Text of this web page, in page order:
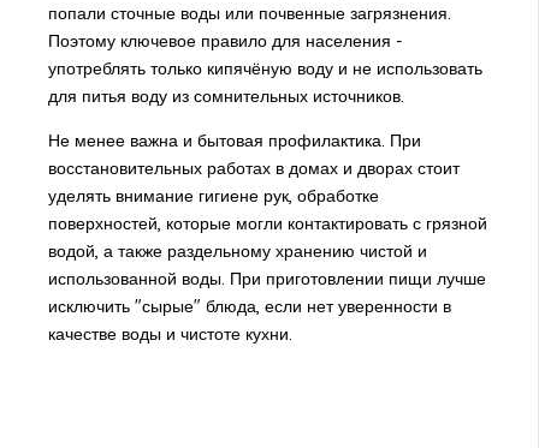
попали сточные воды или почвенные загрязнения.
Поэтому ключевое правило для населения -
употреблять только кипячёную воду и не использовать
для питья воду из сомнительных источников.
Не менее важна и бытовая профилактика. При
восстановительных работах в домах и дворах стоит
уделять внимание гигиене рук, обработке
поверхностей, которые могли контактировать с грязной
водой, а также раздельному хранению чистой и
использованной воды. При приготовлении пищи лучше
исключить "сырые" блюда, если нет уверенности в
качестве воды и чистоте кухни.